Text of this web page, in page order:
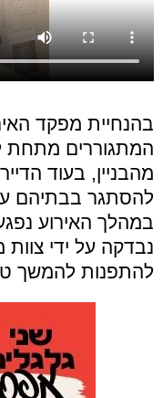
בהנחיית מפקד
המתגוררים מתחת
מהבניין, בעוד
להסתגר בבתיהם
במהלך האירוע
נבדקה על ידי
להתפנות להמשך